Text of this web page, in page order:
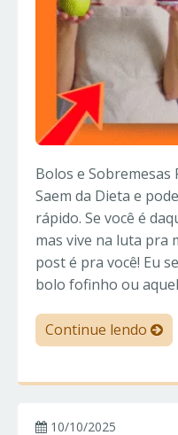
Bolos e Sobremesas
Saem da Dieta e
rápido. Se você é
mas vive na luta pra
post é pra você! Eu
bolo fofinho ou
Continue lendo
10/10/2025